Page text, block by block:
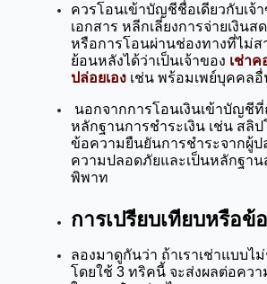
ควรโอนเข้าบัญชีชื่อเดียวกับเจ้
เอกสาร หลีกเลี่ยงการจ่ายเงิน
หรือการโอนผ่านช่องทางที่ไม่ส
ย้อนหลังได้ว่าเป็นเจ้าของ เช่าค
ปล่อยเอง เช่น พร้อมเพย์บุคคลอื่
นอกจากการโอนเงินเข้าบัญชีที่
หลักฐานการชำระเงิน เช่น สลิป
ข้อความยืนยันการชำระจากผู้ป
ความปลอดภัยและเป็นหลักฐา
พิพาท
การเปรียบเทียบหรือข้
ลองมาดูกันว่า ถ้าเราเช่าแบบไ
โดยใช้ 3 ทริคนี้ จะส่งผลต่อคว